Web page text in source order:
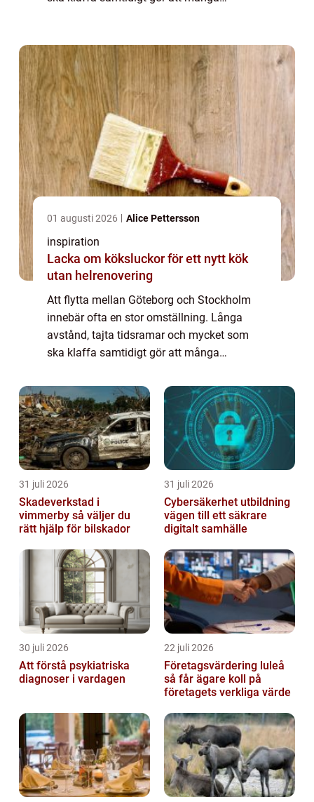
förbered...
01 augusti 2026 Alice Pettersson
inspiration
Lacka om köksluckor för ett nytt kök
utan helrenovering
Att flytta mellan Göteborg och Stockholm
innebär ofta en stor omställning. Långa
avstånd, tajta tidsramar och mycket som
ska klaffa samtidigt gör att många
praktiska arbetet. Med rätt flyttfirma, tydliga
förbered...
31 juli 2026
Skadeverkstad i
vimmerby så väljer du
rätt hjälp för bilskador
31 juli 2026
Cybersäkerhet utbildning
vägen till ett säkrare
digitalt samhälle
30 juli 2026
Att förstå psykiatriska
diagnoser i vardagen
22 juli 2026
Företagsvärdering luleå
så får ägare koll på
företagets verkliga värde